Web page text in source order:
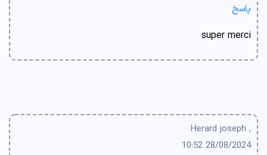
پاسخ
super merci
, Herard joseph
28/08/2024 10:52